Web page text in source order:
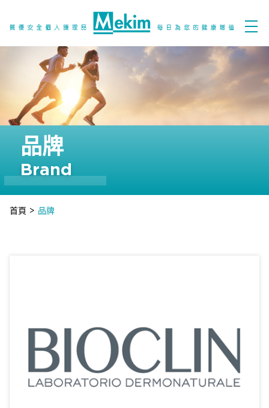
品牌
Brand
首頁 > 品牌